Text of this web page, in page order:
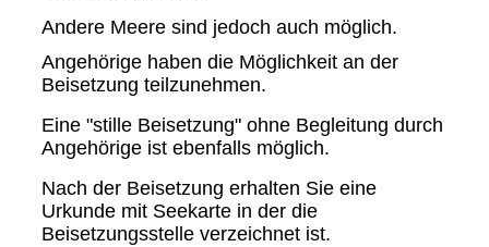
Andere Meere sind jedoch auch möglich.
Angehörige haben die Möglichkeit an der
Beisetzung teilzunehmen.
Eine "stille Beisetzung" ohne Begleitung durch
Angehörige ist ebenfalls möglich.
Nach der Beisetzung erhalten Sie eine
Urkunde mit Seekarte in der die
Beisetzungsstelle verzeichnet ist.